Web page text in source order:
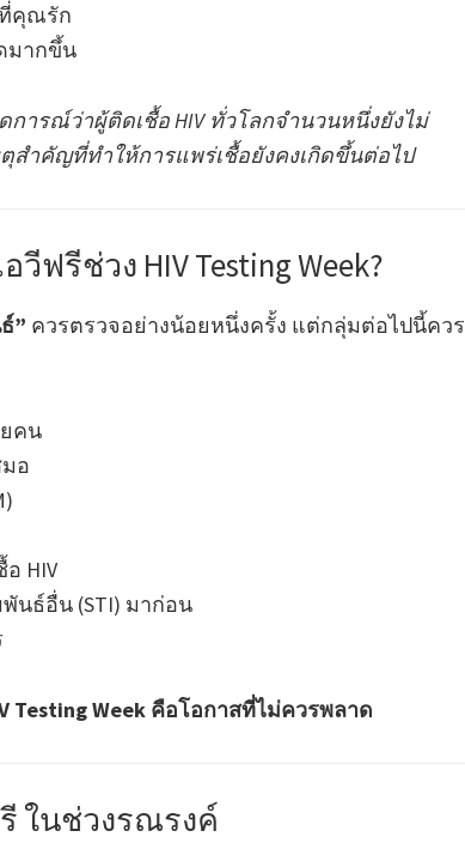
คุณรัก
มากขึ้น
การณ์ว่าผู้ติดเชื้อ HIV ทั่วโลกจำนวนหนึ่งยังไม่
สำคัญที่ทำให้การแพร่เชื้อยังคงเกิดขึ้นต่อไป
ฟรีช่วง HIV Testing Week?
” ควรตรวจอย่างน้อยหนึ่งครั้ง แต่กลุ่มต่อไปนี้ควร
คน
อ
HIV
นธ์อื่น (STI) มาก่อน
Testing Week คือโอกาสที่ไม่ควรพลาด
ในช่วงรณรงค์